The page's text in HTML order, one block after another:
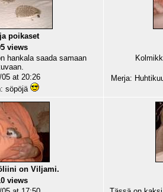
poikaset
views
hankala saada samaan
at 20:26
söpöjä
Merja:
on Viljami.
views